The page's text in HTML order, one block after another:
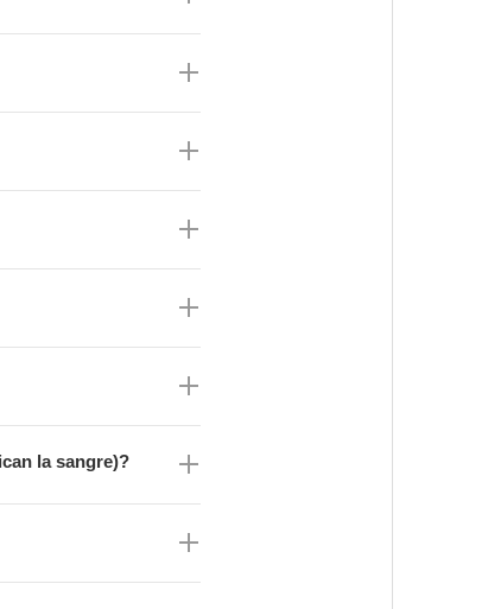
la sangre)?